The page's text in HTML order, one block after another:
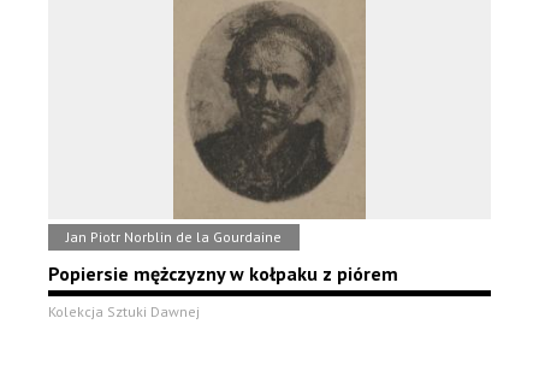
Jan Piotr Norblin de la Gourdaine
Popiersie mężczyzny w kołpaku z piórem
Kolekcja Sztuki Dawnej